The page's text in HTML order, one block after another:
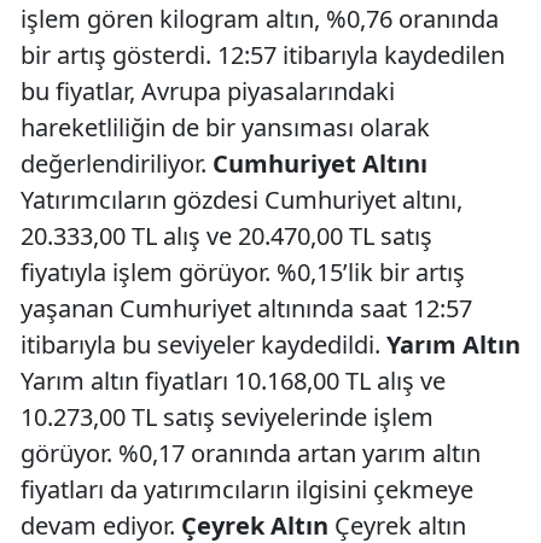
işlem gören kilogram altın, %0,76 oranında
bir artış gösterdi. 12:57 itibarıyla kaydedilen
bu fiyatlar, Avrupa piyasalarındaki
hareketliliğin de bir yansıması olarak
değerlendiriliyor. Cumhuriyet Altını
Yatırımcıların gözdesi Cumhuriyet altını,
20.333,00 TL alış ve 20.470,00 TL satış
fiyatıyla işlem görüyor. %0,15’lik bir artış
yaşanan Cumhuriyet altınında saat 12:57
itibarıyla bu seviyeler kaydedildi. Yarım Altın
Yarım altın fiyatları 10.168,00 TL alış ve
10.273,00 TL satış seviyelerinde işlem
görüyor. %0,17 oranında artan yarım altın
fiyatları da yatırımcıların ilgisini çekmeye
devam ediyor. Çeyrek Altın Çeyrek altın